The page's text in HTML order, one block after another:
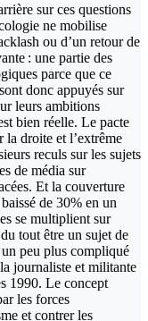
sur ces questions
ne mobilise
ou d’un retour de
: une partie des
parce que ce
donc appuyés sur
leurs ambitions
bien réelle. Le pacte
la droite et l’extrême
reculs sur les sujets
de média sur
Et la couverture
de 30% en un
se multiplient sur
tout être un sujet de
peu plus compliqué
journaliste et militante
1990. Le concept
les forces
et contrer les